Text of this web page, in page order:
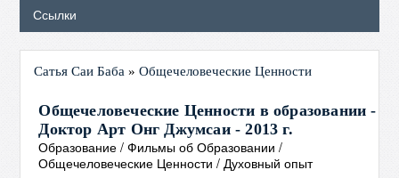
Ссылки
Сатья Саи Баба »Общечеловеческие Ценности
Общечеловеческие Ценности в образовании -
Доктор Арт Онг Джумсаи - 2013 г.
Образование /Фильмы об Образовании /
Общечеловеческие Ценности /Духовный опыт